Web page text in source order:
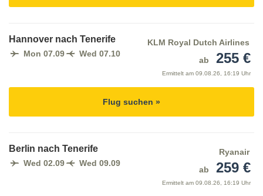
Hannover nach Tenerife
Mon 07.09 Wed 07.10
KLM Royal Dutch Airlines
ab
255 €
Ermittelt am 09.08.26, 16:19 Uhr
Flug suchen »
Berlin nach Tenerife
Wed 02.09 Wed 09.09
Ryanair
ab
259 €
Ermittelt am 09.08.26, 16:19 Uhr